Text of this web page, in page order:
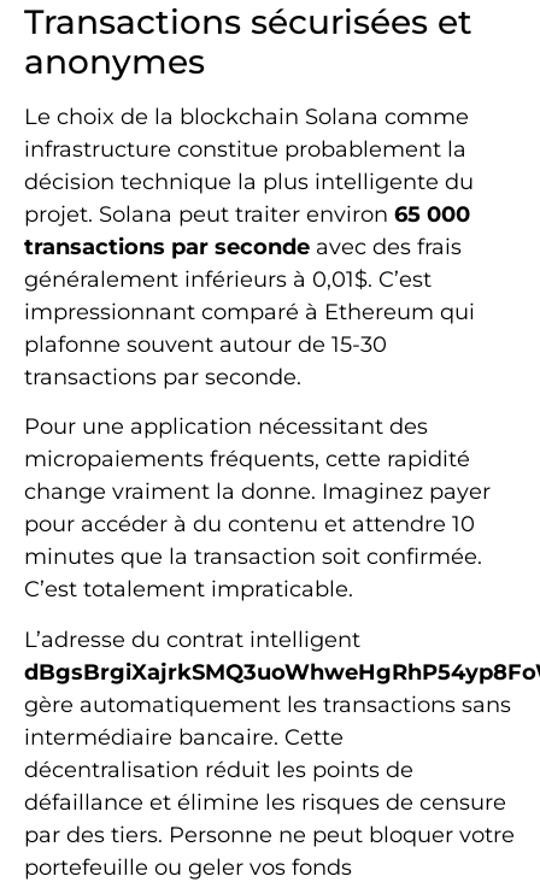
Transactions sécurisées et
anonymes
Le choix de la blockchain Solana comme
infrastructure constitue probablement la
décision technique la plus intelligente du
projet. Solana peut traiter environ 65 000
transactions par seconde avec des frais
généralement inférieurs à 0,01$. C’est
impressionnant comparé à Ethereum qui
plafonne souvent autour de 15-30
transactions par seconde.
Pour une application nécessitant des
micropaiements fréquents, cette rapidité
change vraiment la donne. Imaginez payer
pour accéder à du contenu et attendre 10
minutes que la transaction soit confirmée.
C’est totalement impraticable.
L’adresse du contrat intelligent
gère automatiquement les transactions sans
intermédiaire bancaire. Cette
décentralisation réduit les points de
défaillance et élimine les risques de censure
par des tiers. Personne ne peut bloquer votre
portefeuille ou geler vos fonds